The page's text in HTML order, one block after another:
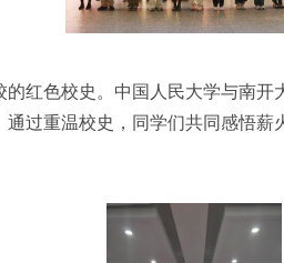
的红色校史。中国人民大学与南
过重温校史，同学们共同感悟